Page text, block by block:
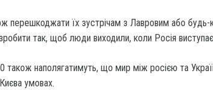
перешкоджати їх зустрічам з Лавровим або будь-
так, щоб люди виходили, коли Росія
також наполягатимуть, що мир між росією та
умовах.